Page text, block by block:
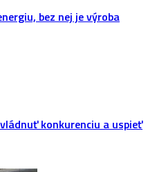
bez nej je výroba
konkurenciu a uspieť